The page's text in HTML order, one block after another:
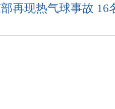
再现热气球事故 16